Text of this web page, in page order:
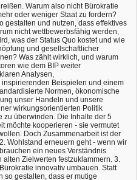
Warum also nicht Bürokratie
oder weniger Staat zu fordern?
gestalten und nutzen, dass effektives
nicht wettbewerbsfähig werden,
was der Status Quo kostet und wie
und gesellschaftlicher
Was zählt wirklich, und warum
wie dem BIP weiter
Analysen,
Beispielen und einem
Normen, ökonomische
unser Handeln und unsere
wirkungsorientierten Politik
zu überwinden. Die Inhalte der 5
möchte kooperieren - sie vermutet
Doch Zusammenarbeit ist der
Wohlstand erneuern geht - wenn wir
ein neues Verständnis
Zielwerten festzuklammern. 3.
innovativ umbauen. Statt
so gestalten, dass er mutige